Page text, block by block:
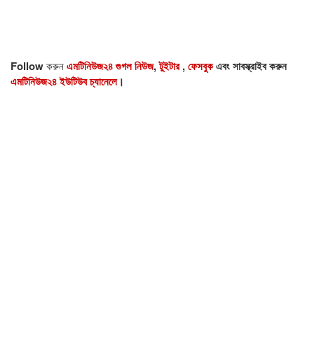
Followকরুনএমটিনিউজ২৪ গুগল নিউজ,টুইটার,ফেসবুকএবং সাবস্ক্রাইব করুন
এমটিনিউজ২৪ ইউটিউব চ্যানেলে।